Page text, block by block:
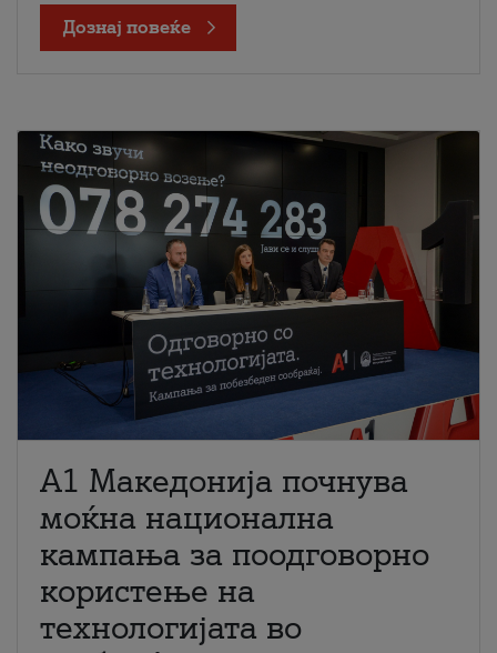
Дознај повеќе
A1 Македонија почнува
моќна национална
кампања за поодговорно
користење на
технологијата во